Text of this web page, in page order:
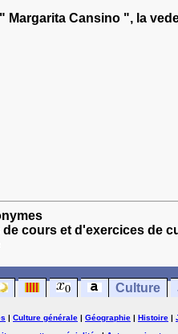
Cansino ", la
de cours et d'exercices de
Culture
| Culture générale | Géographie | Histoire |